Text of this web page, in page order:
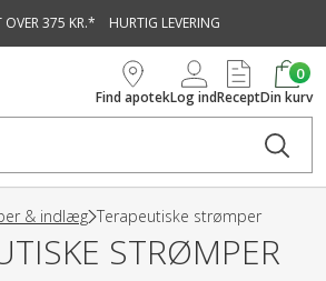
OVER 375 KR.* HURTIG LEVERING
Find apotekLog indRecept
0
Din kurv
& indlæg Terapeutiske strømper
STRØMPER